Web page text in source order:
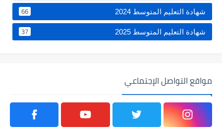
شهادة التعليم المتوسط 2024 66
شهادة التعليم المتوسط 2025 37
مواقع التواصل الإجتماعي